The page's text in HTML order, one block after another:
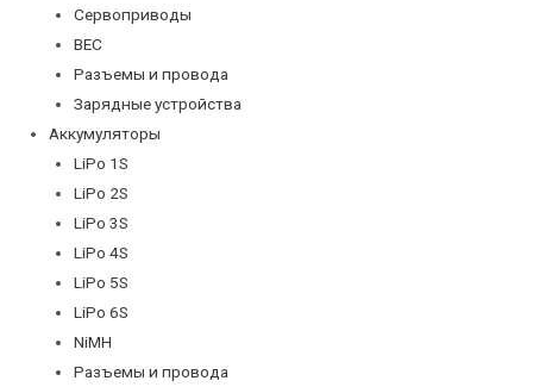
Сервоприводы
BEC
Разъемы и провода
Зарядные устройства
Аккумуляторы
LiPo 1S
LiPo 2S
LiPo 3S
LiPo 4S
LiPo 5S
LiPo 6S
NiMH
Разъемы и провода